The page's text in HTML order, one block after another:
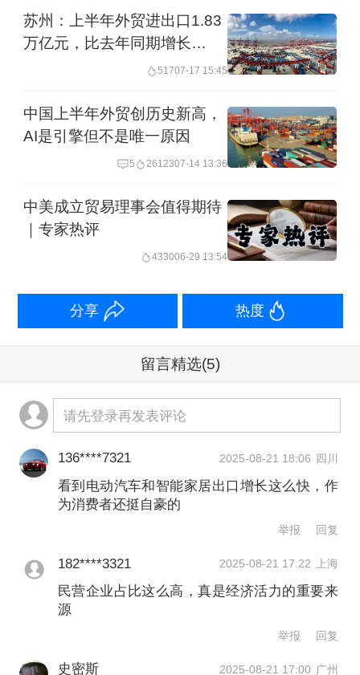
一路”国家进出口增长5.5%，占比提升至
51.7%。
更加巩固。前7个月，机电产品出口增长
了9.3%，占比60%，同比提高1.1个百分
智能家居、电动汽车、工业机器人、船
舶等高技术、高附加值产品，保持较高
出口增速。广大外贸企业迎难而上，应
变求新，找新市场，做新产品，拓新渠
道。前7个月，有进出口实绩的外贸企业
业。
全球经贸不确定性仍存
何咏前表示，当前，全球经贸发展仍面
出，关税壁垒显著增加全球贸易成本，
严重影响全球产供链的效率和稳定性，
苏州：上半年外贸进出口1.83
万亿元，比去年同期增长
51707-17 15:45
中国上半年外贸创历史新高，
AI是引擎但不是唯一原因
5 2612307-14 13:36
中美成立贸易理事会值得期待
｜专家热评
433006-29 13:54
分享 热度
留言精选(5)
请先登录再发表评论
136****7321 2025-08-21 18:06 四川
看到电动汽车和智能家居出口增长这么快，作
为消费者还挺自豪的
举报 回复
182****3321 2025-08-21 17:22 上海
民营企业占比这么高，真是经济活力的重要来
源
举报 回复
史密斯 2025-08-21 17:00 广州